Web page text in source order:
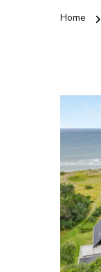
Home